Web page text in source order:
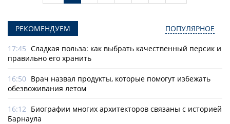
РЕКОМЕНДУЕМ ПОПУЛЯРНОЕ
17:45 Сладкая польза: как выбрать качественный персик и
правильно его хранить
16:50 Врач назвал продукты, которые помогут избежать
обезвоживания летом
16:12 Биографии многих архитекторов связаны с историей
Барнаула